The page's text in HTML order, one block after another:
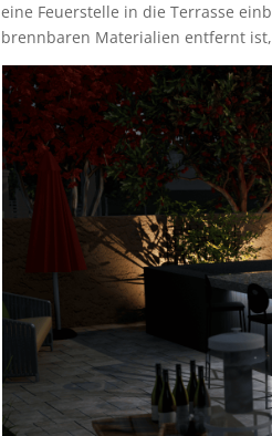
eine Feuerstelle in die Terrasse
brennbaren Materialien entfernt